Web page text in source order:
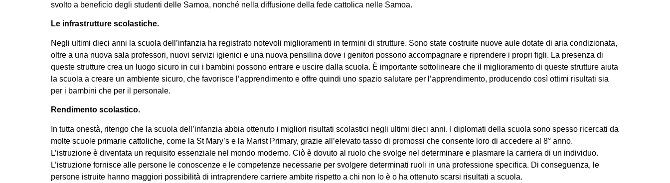
svolto a beneficio degli studenti delle Samoa, nonché nella diffusione della fede cattolica nelle Samoa.
Le infrastrutture scolastiche.
Negli ultimi dieci anni la scuola dell’infanzia ha registrato notevoli miglioramenti in termini di strutture. Sono state costruite nuove aule dotate di aria condizionata,
oltre a una nuova sala professori, nuovi servizi igienici e una nuova pensilina dove i genitori possono accompagnare e riprendere i propri figli. La presenza di
queste strutture crea un luogo sicuro in cui i bambini possono entrare e uscire dalla scuola. È importante sottolineare che il miglioramento di queste strutture aiuta
la scuola a creare un ambiente sicuro, che favorisce l’apprendimento e offre quindi uno spazio salutare per l’apprendimento, producendo così ottimi risultati sia
per i bambini che per il personale.
Rendimento scolastico.
In tutta onestà, ritengo che la scuola dell’infanzia abbia ottenuto i migliori risultati scolastici negli ultimi dieci anni. I diplomati della scuola sono spesso ricercati da
molte scuole primarie cattoliche, come la St Mary’s e la Marist Primary, grazie all’elevato tasso di promossi che consente loro di accedere al 8° anno.
L’istruzione è diventata un requisito essenziale nel mondo moderno. Ciò è dovuto al ruolo che svolge nel determinare e plasmare la carriera di un individuo.
L’istruzione fornisce alle persone le conoscenze e le competenze necessarie per svolgere determinati ruoli in una professione specifica. Di conseguenza, le
persone istruite hanno maggiori possibilità di intraprendere carriere ambite rispetto a chi non lo è o ha ottenuto scarsi risultati a scuola.